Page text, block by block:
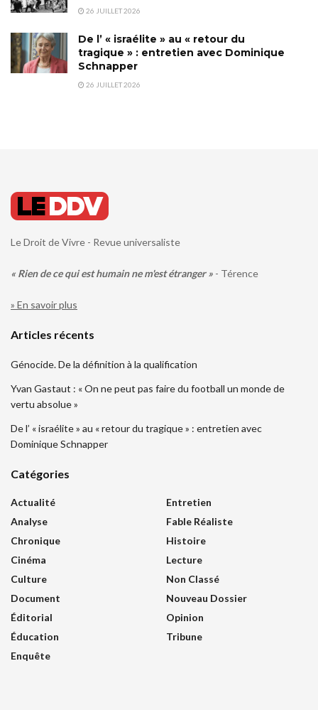
26 JUILLET 2026
De l’ « israélite » au « retour du
tragique » : entretien avec Dominique
Schnapper
26 JUILLET 2026
Le Droit de Vivre - Revue universaliste
« Rien de ce qui est humain ne m'est étranger » - Térence
» En savoir plus
Articles récents
Génocide. De la définition à la qualification
Yvan Gastaut : « On ne peut pas faire du football un monde de
vertu absolue »
De l’ « israélite » au « retour du tragique » : entretien avec
Dominique Schnapper
Catégories
Actualité
Analyse
Chronique
Cinéma
Culture
Document
Éditorial
Éducation
Enquête
Entretien
Fable Réaliste
Histoire
Lecture
Non Classé
Nouveau Dossier
Opinion
Tribune